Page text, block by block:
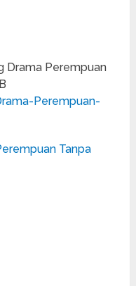
Drama Perempuan
Perempuan-
Tanpa